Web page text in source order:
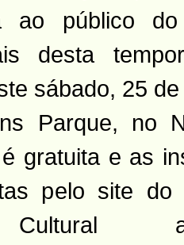
ao público do
desta
sábado, 25
Parque, no
gratuita e as
pelo site do